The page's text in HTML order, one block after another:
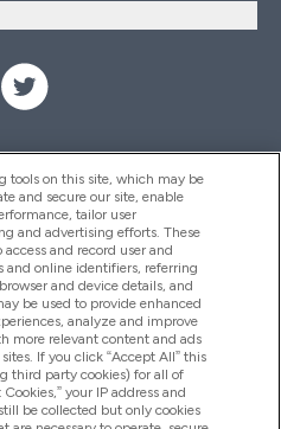
tools on this site, which may be
and secure our site, enable
tailor user
and advertising efforts. These
and record user and
and online identifiers, referring
and device details, and
be used to provide enhanced
analyze and improve
more relevant content and ads
If you click “Accept All” this
third party cookies) for all of
your IP address and
be collected but only cookies